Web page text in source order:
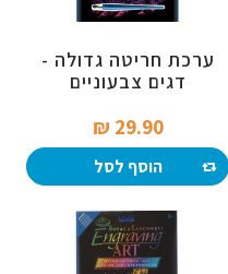
ערכת חריטה גדולה -
דגים צבעוניים
29.90 ₪‎
הוסף לסל